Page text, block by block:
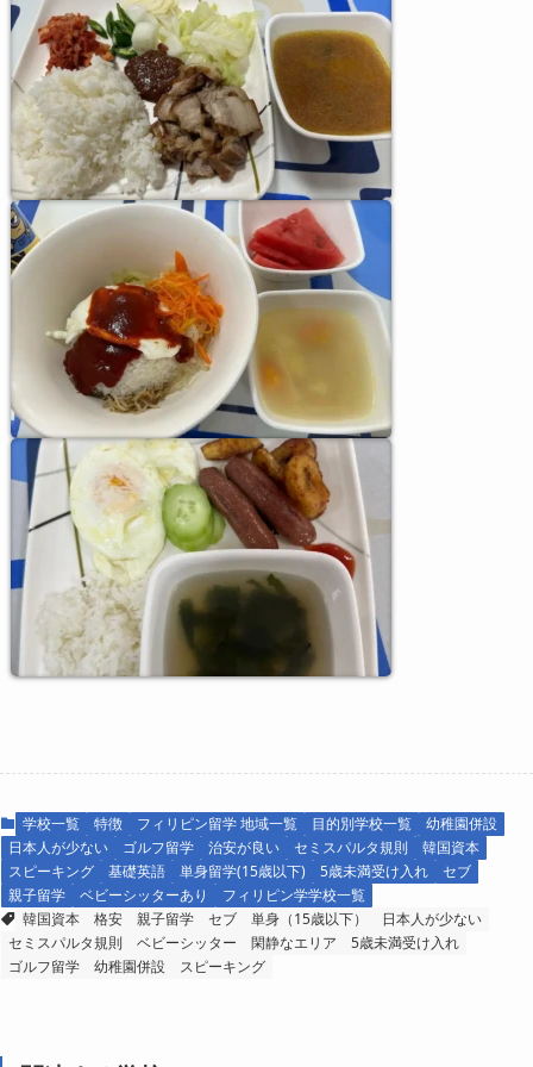
学校一覧 特徴 フィリピン留学 地域一覧 目的別学校一覧
幼稚園併設
日本人が少ない
ゴルフ留学 治安が良い セミスパルタ規則
韓国資本
スピーキング
基礎英語 単身留学(15歳以下) 5歳未満受け入れ
セブ
親子留学
ベビーシッターあり
フィリピン学学校一覧
韓国資本
格安 親子留学 セブ 単身（15歳以下）
日本人が少ない
セミスパルタ規則
ベビーシッター 閑静なエリア
5歳未満受け入れ
ゴルフ留学
幼稚園併設 スピーキング